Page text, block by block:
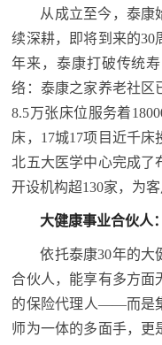
从成立至今，泰康
续深耕，即将到来的30
年来，泰康打破传统
络：泰康之家养老社区
8.5万张床位服务着
床，17城17项目近千
北五大医学中心完成了
开设机构超130家，为
大健康事业合伙人
依托泰康30年的大
合伙人，能享有多方面
的保险代理人——而是
师为一体的多面手，更